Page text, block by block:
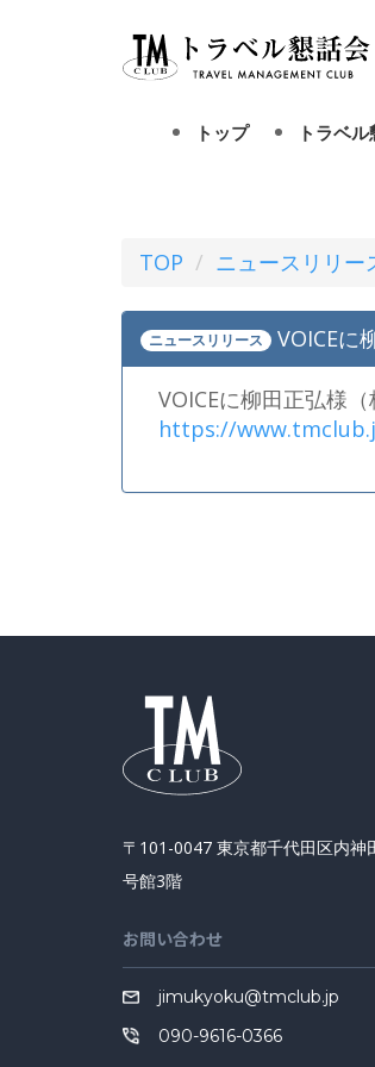
トップ トラベ
会長挨拶
定款
会費等
TOP ニュースリリー
ニュースリリース VOICEに
VOICEに柳田正弘様
https://
〒101-0047 東京都千代田区内神
号館3階
お問い合わせ
jimukyoku@tmclub.jp
090-9616-0366